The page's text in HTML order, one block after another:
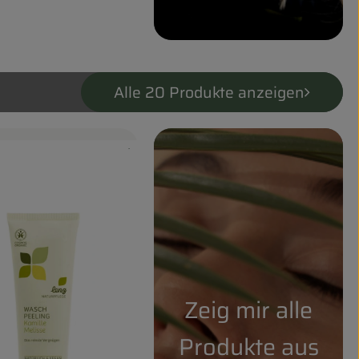
Alle 20 Produkte anzeigen
, Verband:
, Kontrollstelle:
.
zu Favouriten hinzufügen
Zeig mir alle
Produkte aus